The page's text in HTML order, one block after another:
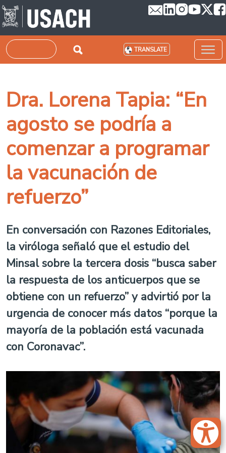
Skip to main content
Search TRANSLATE
Dra. Lorena Tapia: “En
agosto se podría a
comenzar a programar
la vacunación de
refuerzo”
En conversación con Razones Editoriales,
la viróloga señaló que el estudio del
Minsal sobre la tercera dosis “busca saber
la respuesta de los anticuerpos que se
obtiene con un refuerzo” y advirtió por la
urgencia de conocer más datos “porque la
mayoría de la población está vacunada
con Coronavac”.